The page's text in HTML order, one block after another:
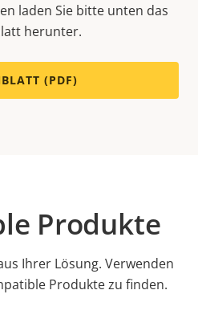
laden Sie bitte unten das
herunter.
(PDF)
Produkte
Ihrer Lösung. Verwenden
Produkte zu finden.